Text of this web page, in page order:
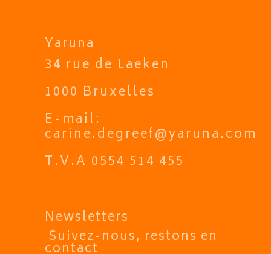
Yaruna
34 rue de Laeken
1000 Bruxelles
E-mail:
carine.degreef@yaruna.com
T.V.A 0554 514 455
Newsletters
Suivez-nous, restons en
contact